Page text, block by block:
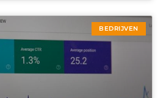
BEDRIJVEN